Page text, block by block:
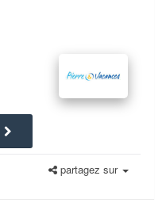
partagez sur